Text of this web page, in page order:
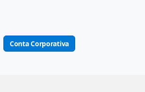
Conta Corporativa